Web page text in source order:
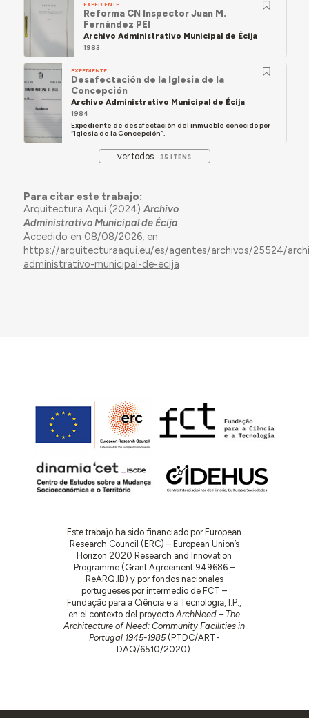
EXPEDIENTE
Reforma CN Inspector Juan M.
Fernández PEI
Archivo Administrativo Municipal de Écija
1983
EXPEDIENTE
Desafectación de la Iglesia de la
Concepción
Archivo Administrativo Municipal de Écija
1984
Expediente de desafectación del inmueble conocido por
“Iglesia de la Concepción”.
ver todos 35 ITENS
Para citar este trabajo:
Arquitectura Aqui (2024) Archivo
Administrativo Municipal de Écija
Accedido en 08/08/2026, en
https://arquitecturaaqui.eu/es/agentes/archivos/25524/
administrativo-municipal-de-ecija
Este trabajo ha sido financiado por European
Research Council (ERC) – European Union’s
Horizon 2020 Research and Innovation
Programme (Grant Agreement 949686 –
ReARQ.IB) y por fondos nacionales
portugueses por intermedio de FCT –
Fundação para a Ciência e a Tecnologia, I.P.,
en el contexto del proyectoArchNeed – The
Architecture of Need: Community Facilities in
Portugal 1945-1985(PTDC/ART-
DAQ/6510/2020).